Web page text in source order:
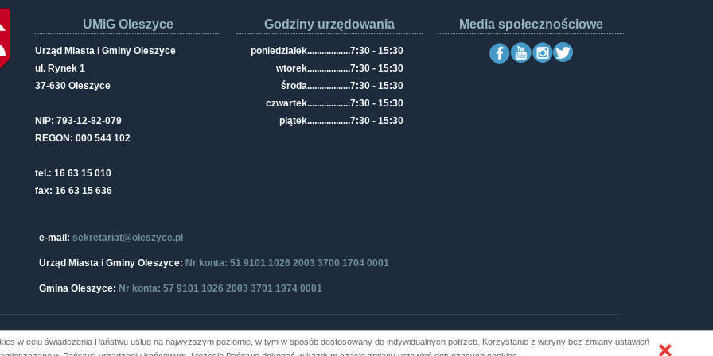
UMiG Oleszyce
Urząd Miasta i Gminy Oleszyce
ul. Rynek 1
37-630 Oleszyce
NIP: 793-12-82-079
REGON: 000 544 102
tel.: 16 63 15 010
fax: 16 63 15 636
Godziny urzędowania
poniedziałek..................7:30 - 15:30
wtorek..................7:30 - 15:30
środa..................7:30 - 15:30
czwartek..................7:30 - 15:30
piątek..................7:30 - 15:30
Media społecznościowe
e-mail: sekretariat@oleszyce.pl
Urząd Miasta i Gminy Oleszyce: Nr konta: 51 9101 1026 2003 3700 1704 0001
Gmina Oleszyce: Nr konta: 57 9101 1026 2003 3701 1974 0001
Oleszyce Produkcja i hosting: ZETO-RZESZÓW
w celu świadczenia Państwu usług na najwyższym poziomie, w tym w sposób dostosowany do indywidualnych potrzeb. Korzystanie z witryny bez zmiany ustawień